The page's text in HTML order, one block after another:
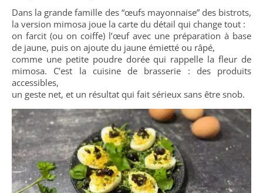
Dans la grande famille des “œufs mayonnaise” des bistrots,
la version mimosa joue la carte du détail qui change tout :
on farcit (ou on coiffe) l’œuf avec une préparation à base
de jaune, puis on ajoute du jaune émietté ou râpé,
comme une petite poudre dorée qui rappelle la fleur de
mimosa. C’est la cuisine de brasserie : des produits
accessibles,
un geste net, et un résultat qui fait sérieux sans être snob.